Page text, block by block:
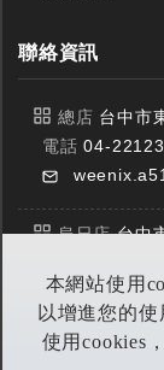
本網站使用
以增進您的
使用cookies
聯絡資訊
總店 台中市
電話04-
烏日店台中
豐原店台中
電話04-